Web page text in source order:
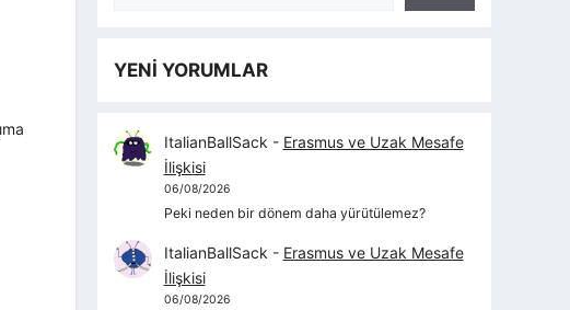
YENİ YORUMLAR
ItalianBallSack - Erasmus ve Uzak Mesafe
İlişkisi
06/08/2026
Peki neden bir dönem daha yürütülemez?
ItalianBallSack - Erasmus ve Uzak Mesafe
İlişkisi
06/08/2026